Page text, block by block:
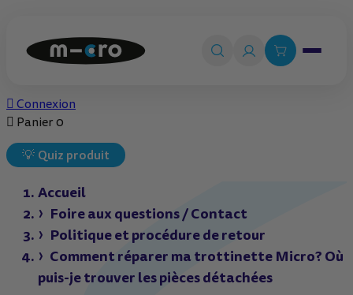
Ouvrir le
 Connexion
 Panier0
💡 Quiz produit
Accueil
Foire aux questions / Contact
Politique et procédure de retour
Comment réparer ma trottinette Micro? Où
puis-je trouver les pièces détachées